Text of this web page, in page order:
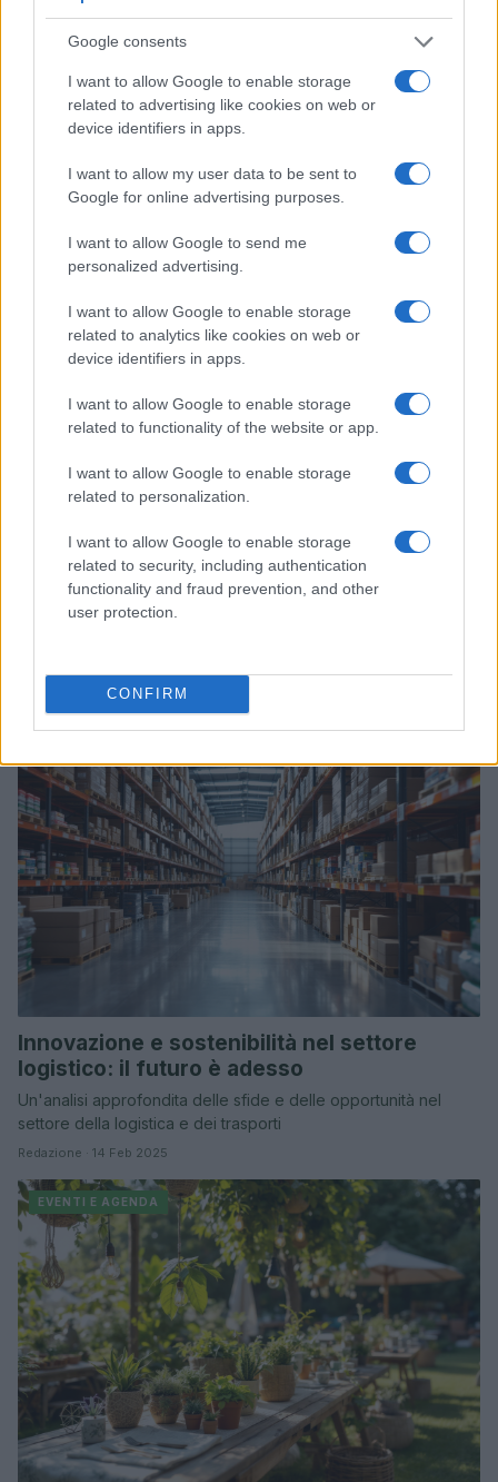
Google consents
I want to allow Google to enable storage
related to advertising like cookies on web or
device identifiers in apps.
I want to allow my user data to be sent to
Google for online advertising purposes.
I want to allow Google to send me
personalized advertising.
I want to allow Google to enable storage
related to analytics like cookies on web or
device identifiers in apps.
I want to allow Google to enable storage
related to functionality of the website or app.
I want to allow Google to enable storage
related to personalization.
I want to allow Google to enable storage
related to security, including authentication
functionality and fraud prevention, and other
user protection.
CONFIRM
Il futuro del turismo: sostenibilità e
autenticità nel 2025
Scopri come il turismo si trasforma verso un futuro più
sostenibile e autentico.
Redazione · 14 Feb 2025
EVENTI E AGENDA
La sostenibilità aziendale: un imperativo
etico e strategico per il futuro
L'importanza della rendicontazione ESG e il ruolo delle
Redazione · 14 Feb 2025
Innovazione e sostenibilità nel settore
logistico: il futuro è adesso
Un'analisi approfondita delle sfide e delle opportunità nel
settore della logistica e dei trasporti
Redazione · 14 Feb 2025
EVENTI E AGENDA